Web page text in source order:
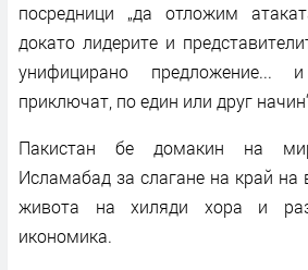
посредници „да отложим
докато лидерите и
унифицирано предложение...
приключат, по един или друг
Пакистан бе домакин на
Исламабад за слагане на край на
живота на хиляди хора и
икономика.